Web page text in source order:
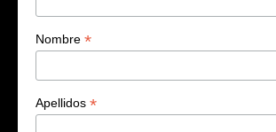
Nombre *
Apellidos *